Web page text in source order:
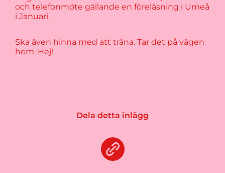
och telefonmöte gällande en föreläsning i Umeå
i Januari.
Ska även hinna med att träna. Tar det på vägen
hem. Hej!
Dela detta inlägg